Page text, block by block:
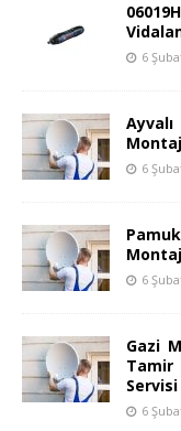
6
6
6
Gazi
Servisi
6